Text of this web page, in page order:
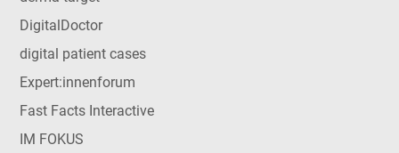
DigitalDoctor
digital patient cases
Expert:innenforum
Fast Facts Interactive
IM FOKUS